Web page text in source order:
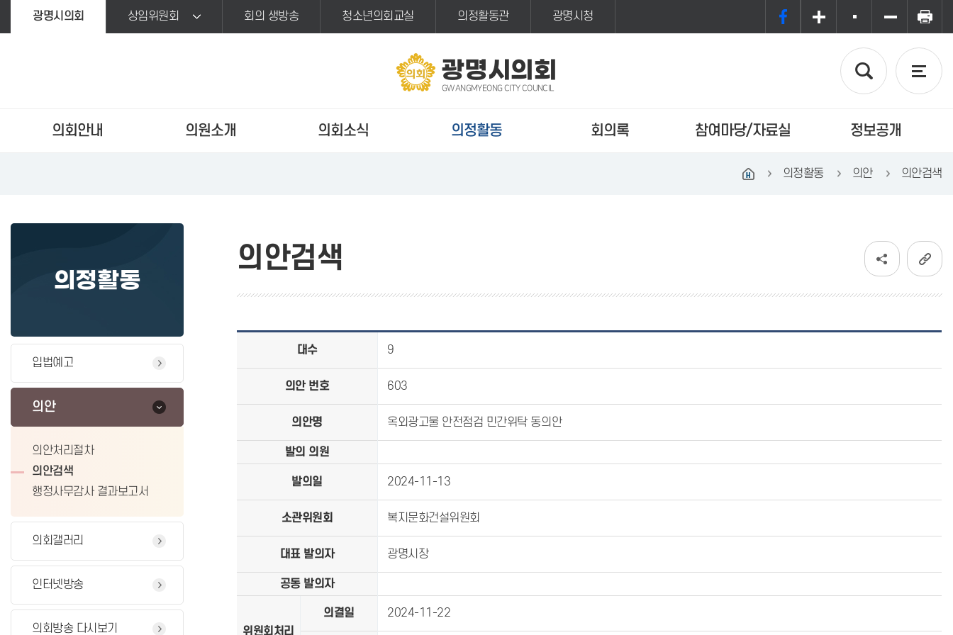
광명시의회 상임위원회 회의 생방송 청소년의회교실 의정활동관 광명시청
광명시의회
GWANGMYEONG CITY COUNCIL
의회안내 의원소개 의회소식 의정활동 회의록 참여마당/자료실 정보공개
의정활동 의안 의안검색
의정활동
입법예고
의안
의안처리절차
의안검색
행정사무감사 결과보고서
의회갤러리
인터넷방송
의회방송 다시보기
의안검색
대수 9
의안 번호 603
의안명 옥외광고물 안전점검 민간위탁 동의안
발의 의원
발의일 2024-11-13
소관위원회 복지문화건설위원회
대표 발의자 광명시장
공동 발의자
위원회처리
의결일 2024-11-22